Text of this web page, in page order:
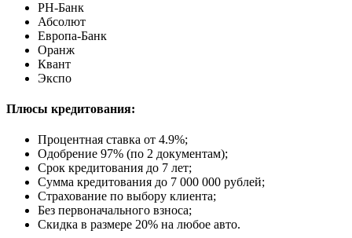
РН-Банк
Абсолют
Европа-Банк
Оранж
Квант
Экспо
Плюсы кредитования:
Процентная ставка от 4.9%;
Одобрение 97% (по 2 документам);
Срок кредитования до 7 лет;
Сумма кредитования до 7 000 000 рублей;
Страхование по выбору клиента;
Без первоначального взноса;
Скидка в размере 20% на любое авто.